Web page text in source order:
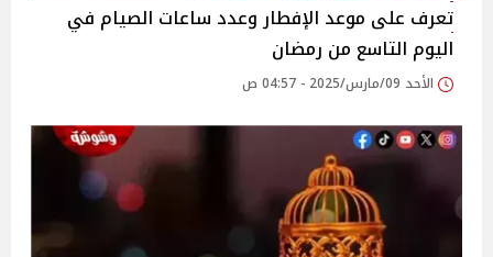
تعرف على موعد الإفطار وعدد ساعات الصيام في
اليوم التاسع من رمضان
الأحد 09/مارس/2025 - 04:57 ص